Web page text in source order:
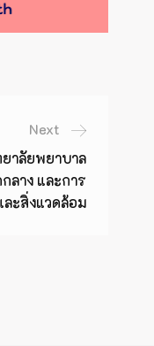
Next
าลัยพยาบาล
าง และการ
ะสิ่งแวดล้อม